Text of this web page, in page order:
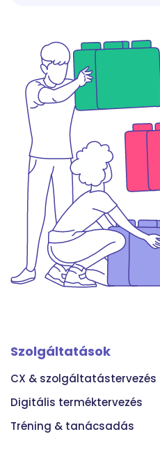
Szolgáltatások
CX & szolgáltatástervezés
Digitális terméktervezés
Tréning & tanácsadás